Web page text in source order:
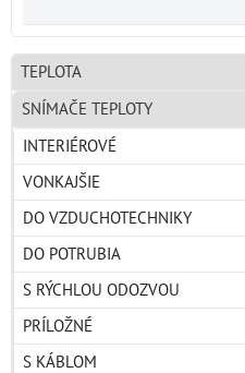
TEPLOTA
SNÍMAČE TEPLOTY
INTERIÉROVÉ
VONKAJŠIE
DO VZDUCHOTECHNIKY
DO POTRUBIA
S RÝCHLOU ODOZVOU
PRÍLOŽNÉ
S KÁBLOM